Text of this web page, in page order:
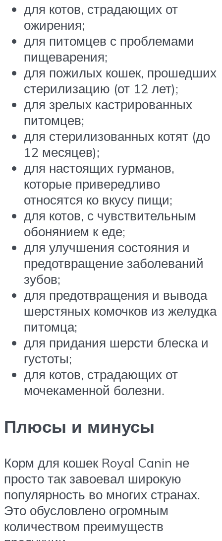
для котов, страдающих от
ожирения;
для питомцев с проблемами
пищеварения;
для пожилых кошек, прошедших
стерилизацию (от 12 лет);
для зрелых кастрированных
питомцев;
для стерилизованных котят (до
12 месяцев);
для настоящих гурманов,
которые привередливо
относятся ко вкусу пищи;
для котов, с чувствительным
обонянием к еде;
для улучшения состояния и
предотвращение заболеваний
зубов;
для предотвращения и вывода
шерстяных комочков из желудка
питомца;
для придания шерсти блеска и
густоты;
для котов, страдающих от
мочекаменной болезни.
Плюсы и минусы
Корм для кошек Royal Canin не
просто так завоевал широкую
популярность во многих странах.
Это обусловлено огромным
количеством преимуществ